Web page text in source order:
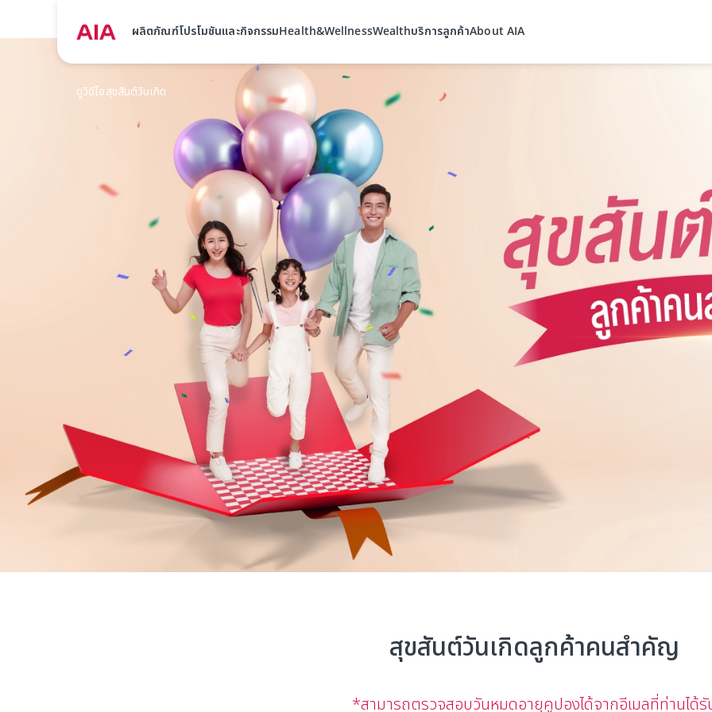
ผลิตภัณฑ์โปรโมชันและกิจกรรมHealth&WellnessWealthบริการลูกค้าAbout AIA
ดูวิดีโอสุขสันต์วันเกิด
สุขสันต์วันเกิดลูกค้าคนสำคัญ​
*สามารถตรวจสอบวันหมดอายุคูปองได้จากอีเมลที่ท่านได้รั